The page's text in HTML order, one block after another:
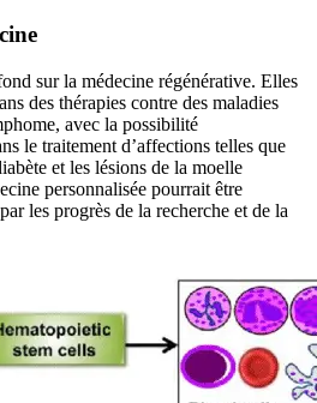
sur la médecine régénérative. Elles
des thérapies contre des maladies
avec la possibilité
le traitement d’affections telles que
et les lésions de la moelle
personnalisée pourrait être
les progrès de la recherche et de la